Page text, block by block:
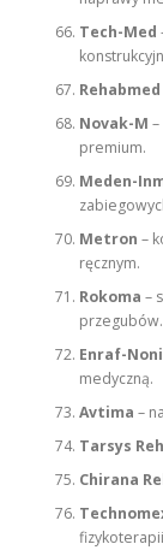
Tech-Med
Rehabmed
Novak-M –
premium.
Meden-
Metron –
ręcznym.
Rokoma –
przegubów.
Enraf-
medyczną.
Avtima –
Tarsys
Chirana